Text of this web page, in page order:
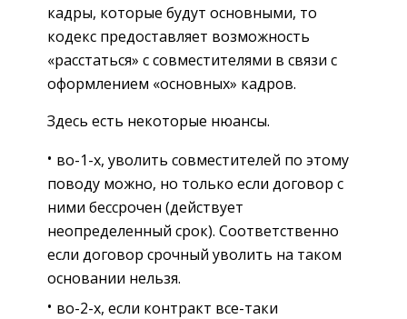
кадры, которые будут основными, то
кодекс предоставляет возможность
«расстаться» с совместителями в связи с
оформлением «основных» кадров.
Здесь есть некоторые нюансы.
во-1-х, уволить совместителей по этому
поводу можно, но только если договор с
ними бессрочен (действует
неопределенный срок). Соответственно
если договор срочный уволить на таком
основании нельзя.
во-2-х, если контракт все-таки